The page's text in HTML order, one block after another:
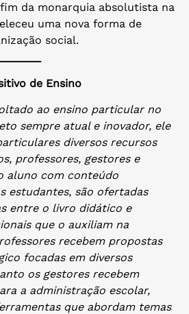
da monarquia absolutista na
uma nova forma de
social.
de Ensino
ao ensino particular no
sempre atual e inovador, ele
diversos recursos
professores, gestores e
aluno com conteúdo
estudantes, são ofertadas
entre o livro didático e
que o auxiliam na
recebem propostas
focadas em diversos
os gestores recebem
a administração escolar,
que abordam temas